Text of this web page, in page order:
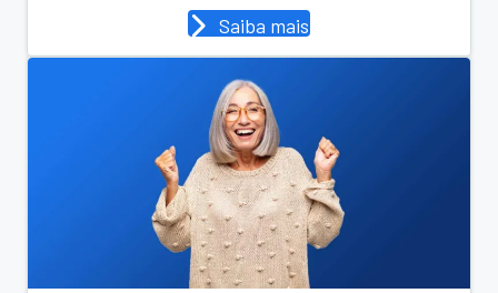
Saiba mais